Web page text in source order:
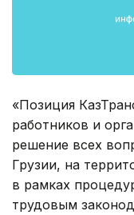
«Позиция
работников и
решение всех
Грузии, на
в рамках
трудовым